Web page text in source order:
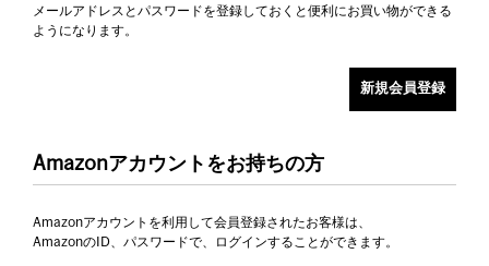
メールアドレスとパスワードを登録しておくと便利にお買い物ができる
ようになります。
Amazonアカウントをお持ちの方
Amazonアカウントを利用して会員登録されたお客様は、
AmazonのID、パスワードで、ログインすることができます。